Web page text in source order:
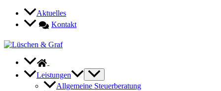
Zum
springen
Aktuelles
Kontakt
Leistungen
Allgemeine Steuerberatung